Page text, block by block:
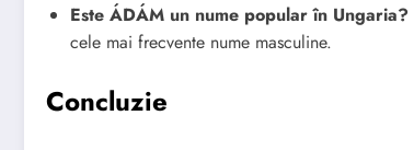
Este ÁDÁM un nume popular în Ungaria?
cele mai frecvente nume masculine.
Concluzie